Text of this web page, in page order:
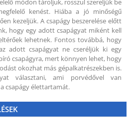
módon tároljuk, rosszul szereljük be
kenést. Hiába a jó minőségű
kezeljük. A csapágy beszerelése előtt
hogy egy adott csapágyat miként kell
lehetnek. Fontos továbbá, hogy
adott csapágyat ne cseréljük ki egy
csapágyra, mert könnyen lehet, hogy
okozhat más gépalkatrészekben is.
választani, ami porvédővel van
csapágy élettartamát.